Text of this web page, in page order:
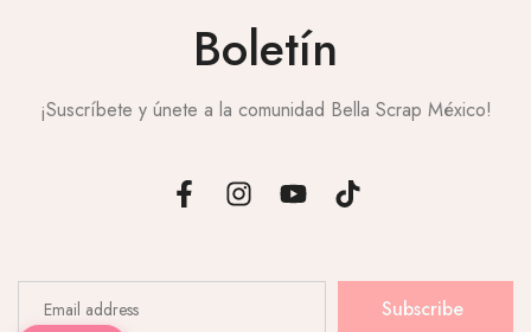
Boletín
¡Suscríbete y únete a la comunidad Bella Scrap México!
Subscribe